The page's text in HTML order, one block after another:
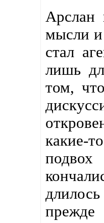
Арслан
мысли
стал
лишь
том,
какие-